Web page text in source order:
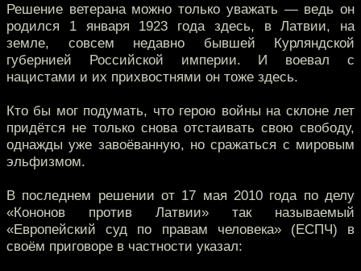
Решение ветерана можно только уважать — ведь он
родился 1 января 1923 года здесь, в Латвии, на
земле, совсем недавно бывшей Курляндской
губернией Российской империи. И воевал с
нацистами и их прихвостнями он тоже здесь.
Кто бы мог подумать, что герою войны на склоне лет
придётся не только снова отстаивать свою свободу,
однажды уже завоёванную, но сражаться с мировым
эльфизмом.
В последнем решении от 17 мая 2010 года по делу
«Кононов против Латвии» так называемый
«Европейский суд по правам человека» (ЕСПЧ) в
своём приговоре в частности указал: